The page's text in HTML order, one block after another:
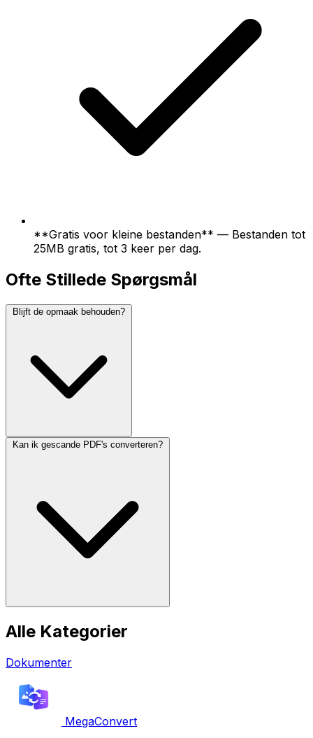
**Gratis voor kleine bestanden** — Bestanden tot
25MB gratis, tot 3 keer per dag.
Ofte Stillede Spørgsmål
Blijft de opmaak behouden?
Kan ik gescande PDF's converteren?
Alle Kategorier
Dokumenter
MegaConvert